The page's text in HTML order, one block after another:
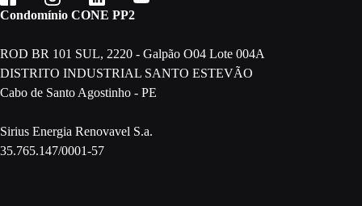
Condomínio CONE PP2
ROD BR 101 SUL, 2220 - Galpão O04 Lote 004A
DISTRITO INDUSTRIAL SANTO ESTEVÃO
Cabo de Santo Agostinho - PE
Sirius Energia Renovavel S.a.
35.765.147/0001-57